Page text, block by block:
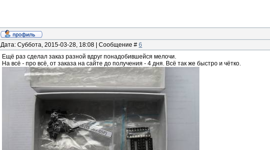
Дата: Суббота, 2015-03-28, 18:08 | Сообщение # 6
Ещё раз сделал заказ разной вдруг понадобившейся мелочи.
На всё - про всё, от заказа на сайте до получения - 4 дня. Всё так же быстро и чётко.